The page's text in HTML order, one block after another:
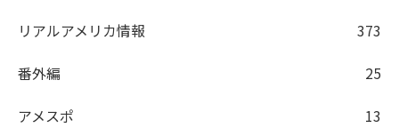
リアルアメリカ情報
373
番外編
25
アメスポ
13